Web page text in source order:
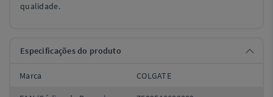
qualidade.
Especificações do produto
Marca COLGATE